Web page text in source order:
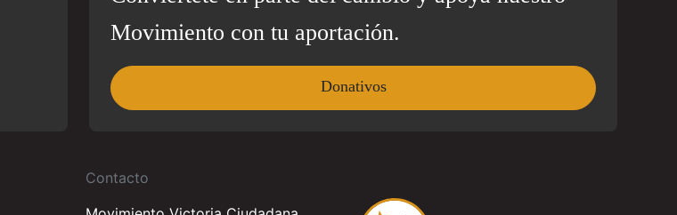
Movimiento con tu aportación.
Donativos
Contacto